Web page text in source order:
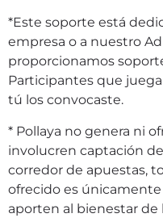
*Este soporte está
empresa o a nuestro
proporcionamos
Participantes que
tú los convocaste.
* Pollaya no genera ni
involucren captación
corredor de apuestas,
ofrecido es
aporten al bienestar de